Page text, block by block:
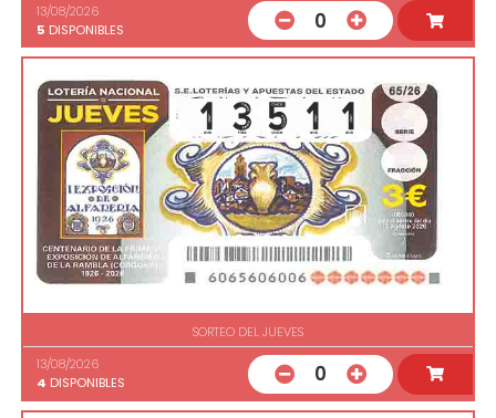
13/08/2026
5 DISPONIBLES 0
SORTEO DEL JUEVES
13/08/2026
4 DISPONIBLES 0